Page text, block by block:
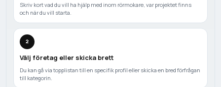
Skriv kort vad du vill ha hjälp med inom rörmokare, var projektet finns
och när du vill starta.
2
Välj företag eller skicka brett
Du kan gå via topplistan till en specifik profil eller skicka en bred förfrågan
till kategorin.